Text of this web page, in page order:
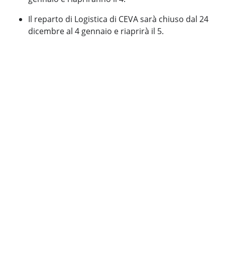
Il reparto di Logistica di CEVA sarà chiuso dal 24
dicembre al 4 gennaio e riaprirà il 5.